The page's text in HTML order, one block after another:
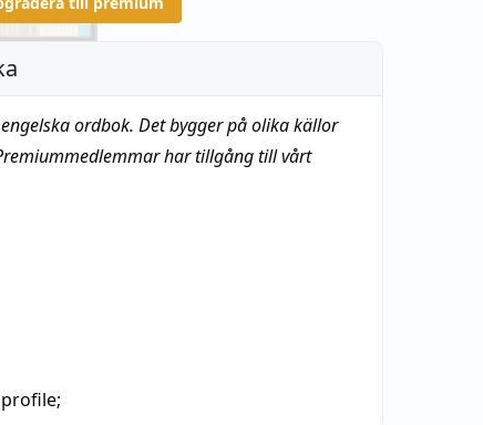
ordbok. Det bygger på olika källor
har tillgång till vårt
profile;